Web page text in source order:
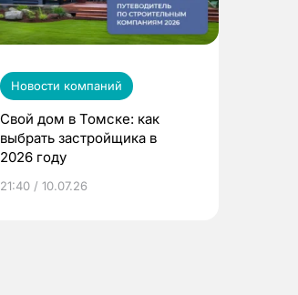
Новости компаний
Свой дом в Томске: как
выбрать застройщика в
2026 году
21:40 / 10.07.26